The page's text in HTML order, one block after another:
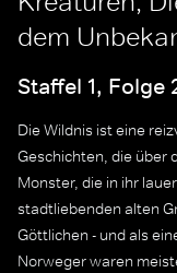
dem
Staffel 1, Folge
Die Wildnis ist eine
Geschichten, die über
Monster, die in ihr
stadtliebenden alten
Göttlichen - und als
Norweger waren